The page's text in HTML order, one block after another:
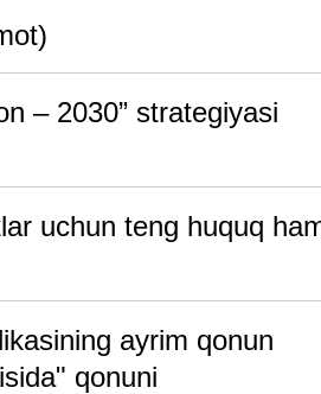
– 2030” stratеgiyasi
uchun teng huquq
ayrim qonun
qonuni